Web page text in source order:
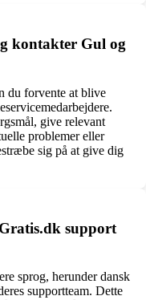
kontakter Gul og
du forvente at blive
give relevant
problemer eller
sig på at give dig
support
sprog, herunder dansk
supportteam. Dette